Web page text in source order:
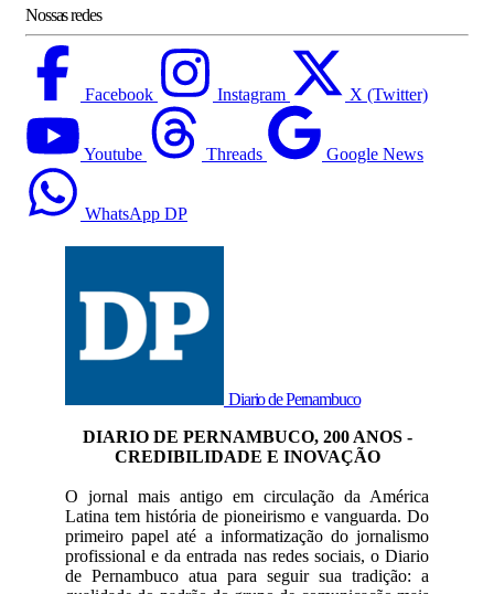
Nossas redes
Facebook Instagram X (Twitter)
Youtube Threads Google News
WhatsApp DP
Diario de Pernambuco
DIARIO DE PERNAMBUCO, 200 ANOS -
CREDIBILIDADE E INOVAÇÃO
O jornal mais antigo em circulação da América
Latina tem história de pioneirismo e vanguarda. Do
primeiro papel até a informatização do jornalismo
profissional e da entrada nas redes sociais, o Diario
de Pernambuco atua para seguir sua tradição: a